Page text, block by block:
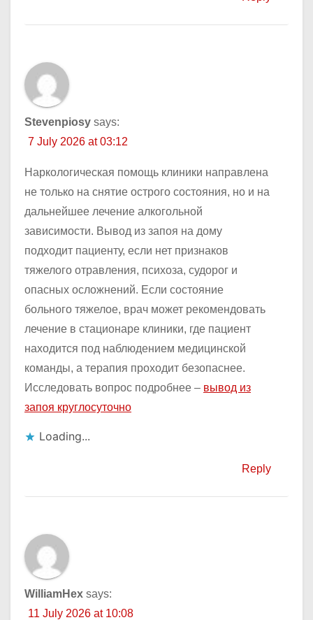
Stevenpiosy says:
7 July 2026 at 03:12
Наркологическая помощь клиники направлена
не только на снятие острого состояния, но и на
дальнейшее лечение алкогольной
зависимости. Вывод из запоя на дому
подходит пациенту, если нет признаков
тяжелого отравления, психоза, судорог и
опасных осложнений. Если состояние
больного тяжелое, врач может рекомендовать
лечение в стационаре клиники, где пациент
находится под наблюдением медицинской
команды, а терапия проходит безопаснее.
Исследовать вопрос подробнее – вывод из
запоя круглосуточно
Loading...
Reply
WilliamHex says:
11 July 2026 at 10:08